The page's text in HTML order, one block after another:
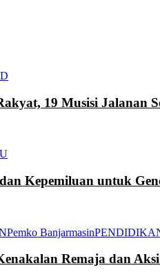
19 Musisi Jalanan
Kepemiluan untuk
Pemko Banjarmasin
Remaja dan